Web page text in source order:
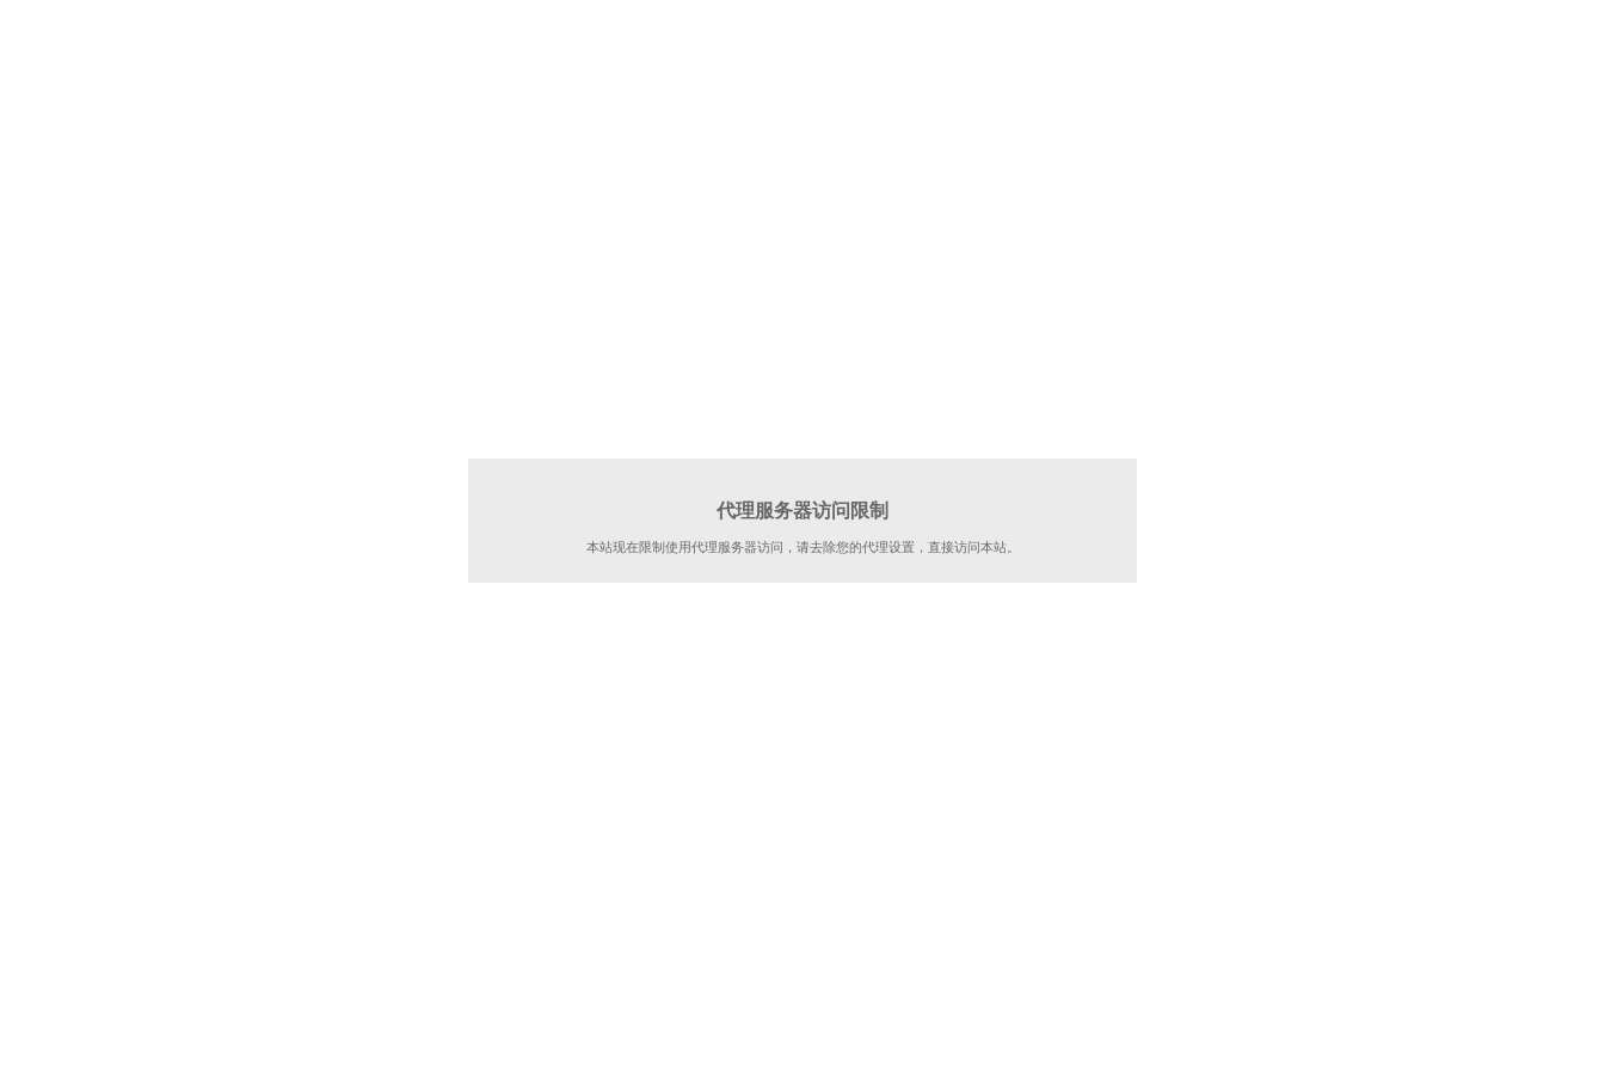
代理服务器访问限制
本站现在限制使用代理服务器访问，请去除您的代理设置，直接访问本站。